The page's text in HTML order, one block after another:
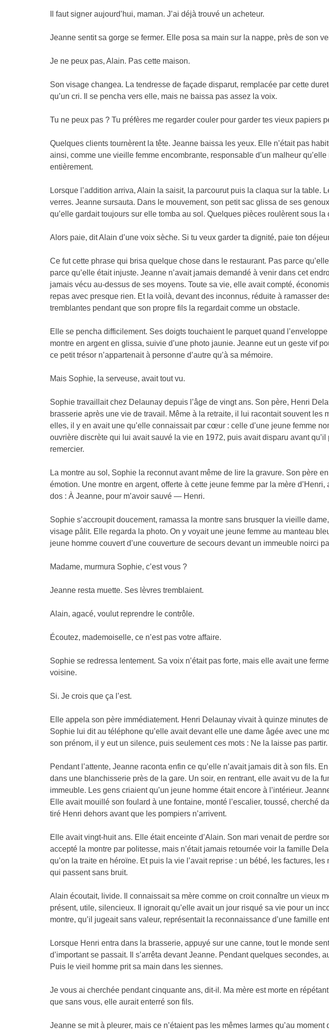
Il faut signer aujourd’hui, maman. J’ai déjà trouvé un acheteur.
Jeanne sentit sa gorge se fermer. Elle posa sa main sur la nappe, près de son
Je ne peux pas, Alain. Pas cette maison.
Son visage changea. La tendresse de façade disparut, remplacée par cette
qu’un cri. Il se pencha vers elle, mais ne baissa pas assez la voix.
Tu ne peux pas ? Tu préfères me regarder couler pour garder tes vieux papiers
Quelques clients tournèrent la tête. Jeanne baissa les yeux. Elle n’était pas
ainsi, comme une vieille femme encombrante, responsable d’un malheur
entièrement.
Lorsque l’addition arriva, Alain la saisit, la parcourut puis la claqua sur la table.
verres. Jeanne sursauta. Dans le mouvement, son petit sac glissa de ses
qu’elle gardait toujours sur elle tomba au sol. Quelques pièces roulèrent sous la
Alors paie, dit Alain d’une voix sèche. Si tu veux garder ta dignité, paie ton
Ce fut cette phrase qui brisa quelque chose dans le restaurant. Pas parce
parce qu’elle était injuste. Jeanne n’avait jamais demandé à venir dans cet
jamais vécu au-dessus de ses moyens. Toute sa vie, elle avait compté,
repas avec presque rien. Et la voilà, devant des inconnus, réduite à ramasser
tremblantes pendant que son propre fils la regardait comme un obstacle.
Elle se pencha difficilement. Ses doigts touchaient le parquet quand
montre en argent en glissa, suivie d’une photo jaunie. Jeanne eut un geste vif
ce petit trésor n’appartenait à personne d’autre qu’à sa mémoire.
Mais Sophie, la serveuse, avait tout vu.
Sophie travaillait chez Delaunay depuis l’âge de vingt ans. Son père, Henri
brasserie après une vie de travail. Même à la retraite, il lui racontait souvent les
elles, il y en avait une qu’elle connaissait par cœur : celle d’une jeune femme
ouvrière discrète qui lui avait sauvé la vie en 1972, puis avait disparu avant qu’il
remercier.
La montre au sol, Sophie la reconnut avant même de lire la gravure. Son père
émotion. Une montre en argent, offerte à cette jeune femme par la mère d’Henri,
dos : À Jeanne, pour m’avoir sauvé — Henri.
Sophie s’accroupit doucement, ramassa la montre sans brusquer la vieille
visage pâlit. Elle regarda la photo. On y voyait une jeune femme au manteau
jeune homme couvert d’une couverture de secours devant un immeuble noirci
Madame, murmura Sophie, c’est vous ?
Jeanne resta muette. Ses lèvres tremblaient.
Alain, agacé, voulut reprendre le contrôle.
Écoutez, mademoiselle, ce n’est pas votre affaire.
Sophie se redressa lentement. Sa voix n’était pas forte, mais elle avait une
voisine.
Si. Je crois que ça l’est.
Elle appela son père immédiatement. Henri Delaunay vivait à quinze minutes
Sophie lui dit au téléphone qu’elle avait devant elle une dame âgée avec une
son prénom, il y eut un silence, puis seulement ces mots : Ne la laisse pas partir.
Pendant l’attente, Jeanne raconta enfin ce qu’elle n’avait jamais dit à son fils.
dans une blanchisserie près de la gare. Un soir, en rentrant, elle avait vu de la
immeuble. Les gens criaient qu’un jeune homme était encore à l’intérieur.
Elle avait mouillé son foulard à une fontaine, monté l’escalier, toussé, cherché
tiré Henri dehors avant que les pompiers n’arrivent.
Elle avait vingt-huit ans. Elle était enceinte d’Alain. Son mari venait de perdre
accepté la montre par politesse, mais n’était jamais retournée voir la famille
qu’on la traite en héroïne. Et puis la vie l’avait reprise : un bébé, les factures,
qui passent sans bruit.
Alain écoutait, livide. Il connaissait sa mère comme on croit connaître un vieux
présent, utile, silencieux. Il ignorait qu’elle avait un jour risqué sa vie pour un
montre, qu’il jugeait sans valeur, représentait la reconnaissance d’une famille
Lorsque Henri entra dans la brasserie, appuyé sur une canne, tout le monde
d’important se passait. Il s’arrêta devant Jeanne. Pendant quelques secondes,
Puis le vieil homme prit sa main dans les siennes.
Je vous ai cherchée pendant cinquante ans, dit-il. Ma mère est morte en
que sans vous, elle aurait enterré son fils.
Jeanne se mit à pleurer, mais ce n’étaient pas les mêmes larmes qu’au moment